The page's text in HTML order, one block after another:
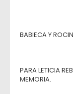
BABIECA Y
PARA LETICIA
MEMORIA.